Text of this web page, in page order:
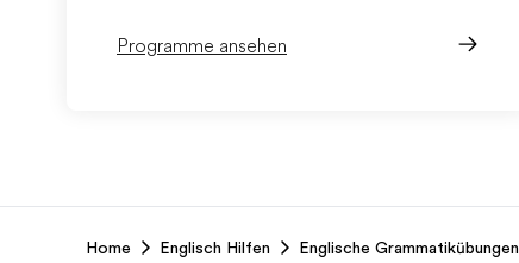
Programme ansehen
Home Englisch Hilfen Englische Grammatikübungen